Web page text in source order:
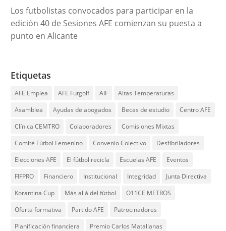
Los futbolistas convocados para participar en la
edición 40 de Sesiones AFE comienzan su puesta a
punto en Alicante
Etiquetas
AFE Emplea AFE Futgolf AIF
Altas Temperaturas
Asamblea
Ayudas de abogados Becas de estudio
Centro AFE
Clínica CEMTRO
Colaboradores
Comisiones Mixtas
Comité Fútbol Femenino
Convenio Colectivo
Desfibriladores
Elecciones AFE
El fútbol recicla Escuelas AFE
Eventos
FIFPRO
Financiero Institucional Integridad
Junta Directiva
Korantina Cup
Más allá del fútbol
O11CE METROS
Oferta formativa
Partido AFE
Patrocinadores
Planificación financiera
Premio Carlos Matallanas